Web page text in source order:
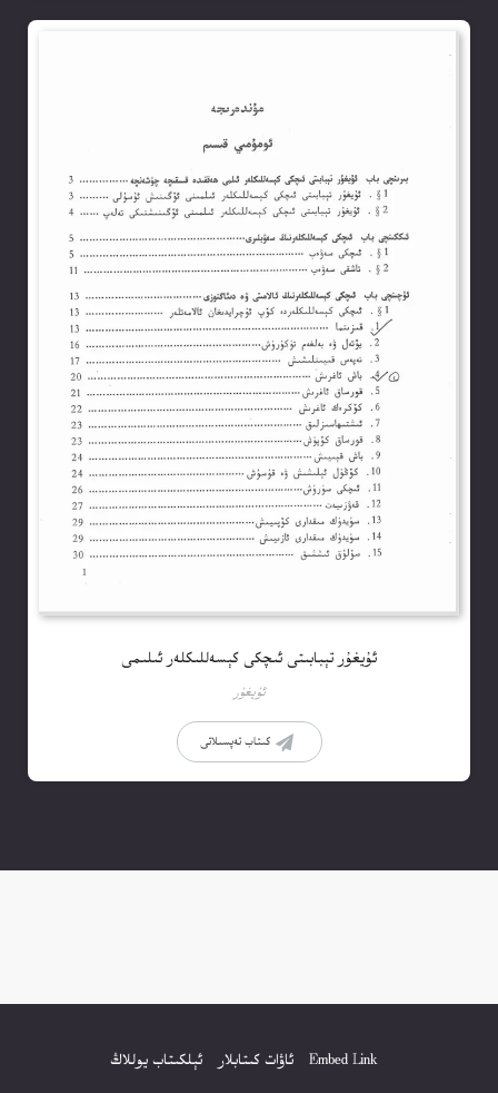
ئۇيغۇر تېبابىتى ئىچكى كېسەللىكلەر ئىلىمى
ئۇيغۇر
كىتاب تەپسىلاتى
Embed Link ئاۋات كىتابلار
ئېلكىتاب يوللاڭ